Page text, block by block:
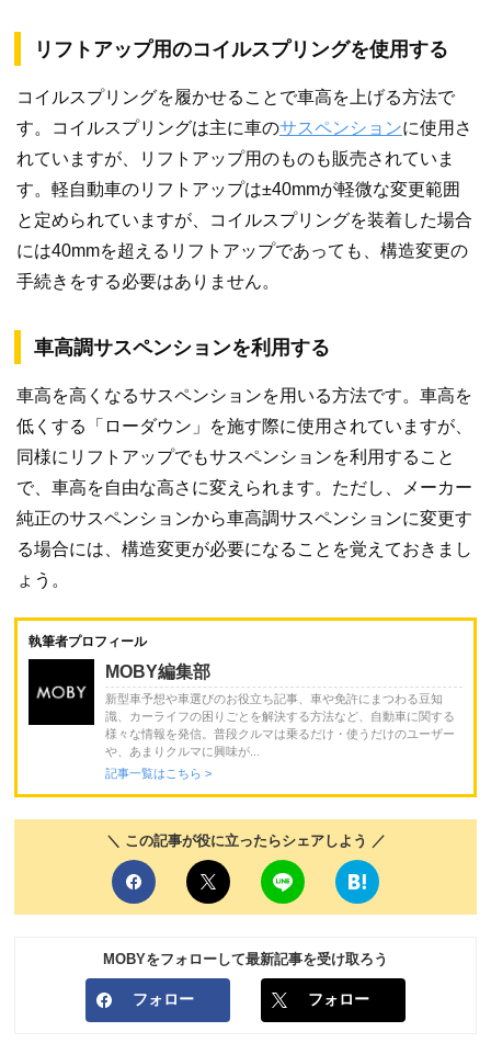
リフトアップ用のコイルスプリングを使用する
コイルスプリングを履かせることで車高を上げる方法で
す。コイルスプリングは主に車のサスペンションに使用さ
れていますが、リフトアップ用のものも販売されていま
す。軽自動車のリフトアップは±40mmが軽微な変更範囲
と定められていますが、コイルスプリングを装着した場合
には40mmを超えるリフトアップであっても、構造変更の
手続きをする必要はありません。
車高調サスペンションを利用する
車高を高くなるサスペンションを用いる方法です。車高を
低くする「ローダウン」を施す際に使用されていますが、
同様にリフトアップでもサスペンションを利用すること
で、車高を自由な高さに変えられます。ただし、メーカー
純正のサスペンションから車高調サスペンションに変更す
る場合には、構造変更が必要になることを覚えておきまし
ょう。
執筆者プロフィール
MOBY編集部
新型車予想や車選びのお役立ち記事、車や免許にまつわる豆知
識、カーライフの困りごとを解決する方法など、自動車に関する
様々な情報を発信。普段クルマは乗るだけ・使うだけのユーザー
や、あまりクルマに興味が...
記事一覧はこちら >
＼ この記事が役に立ったらシェアしよう ／
MOBYをフォローして最新記事を受け取ろう
フォロー フォロー